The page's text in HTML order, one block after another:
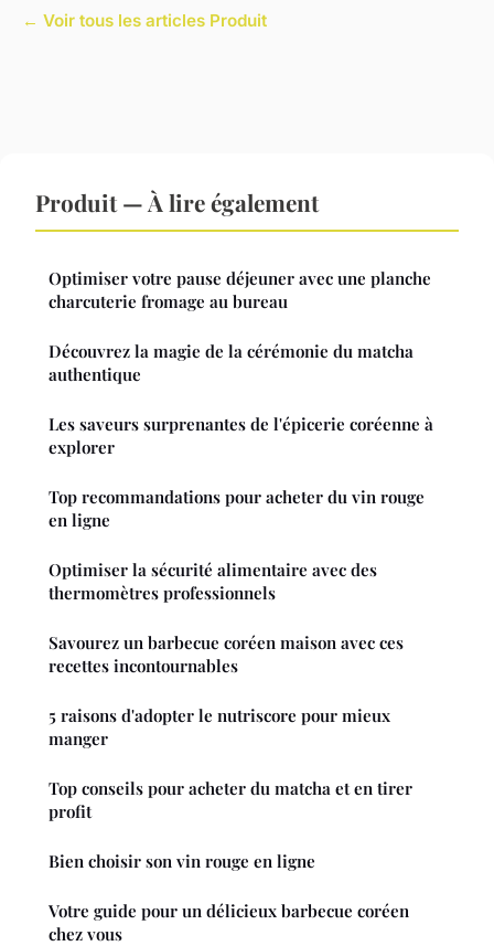
← Voir tous les articles Produit
Produit — À lire également
Optimiser votre pause déjeuner avec une planche
charcuterie fromage au bureau
Découvrez la magie de la cérémonie du matcha
authentique
Les saveurs surprenantes de l'épicerie coréenne à
explorer
Top recommandations pour acheter du vin rouge
en ligne
Optimiser la sécurité alimentaire avec des
thermomètres professionnels
Savourez un barbecue coréen maison avec ces
recettes incontournables
5 raisons d'adopter le nutriscore pour mieux
manger
Top conseils pour acheter du matcha et en tirer
profit
Bien choisir son vin rouge en ligne
Votre guide pour un délicieux barbecue coréen
chez vous